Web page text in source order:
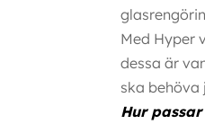
Med Hyper
dessa är
ska behöva
Hur